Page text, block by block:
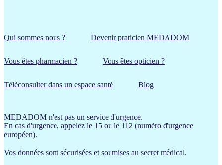
Qui sommes nous ? Devenir praticien MEDADOM
Vous êtes pharmacien ? Vous êtes opticien ?
Téléconsulter dans un espace santé Blog
MEDADOM n'est pas un service d'urgence.
En cas d'urgence, appelez le 15 ou le 112 (numéro d'urgence
européen).
Vos données sont sécurisées et soumises au secret médical.